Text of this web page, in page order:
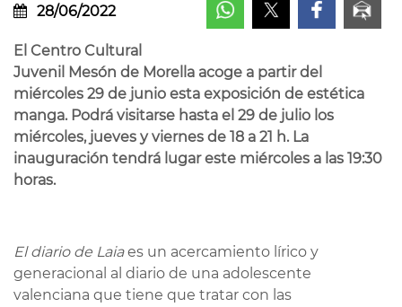
28/06/2022
El Centro Cultural
Juvenil Mesón de Morella acoge a partir del
miércoles 29 de junio esta exposición de estética
manga. Podrá visitarse hasta el 29 de julio los
miércoles, jueves y viernes de 18 a 21 h. La
inauguración tendrá lugar este miércoles a las 19:30
horas.
El diario de Laiaes un acercamiento lírico y
generacional al diario de una adolescente
valenciana que tiene que tratar con las